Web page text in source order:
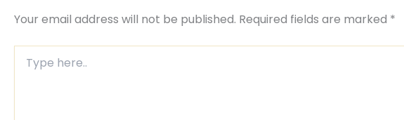
Your email address will not be published. Required fields are marked *
here..